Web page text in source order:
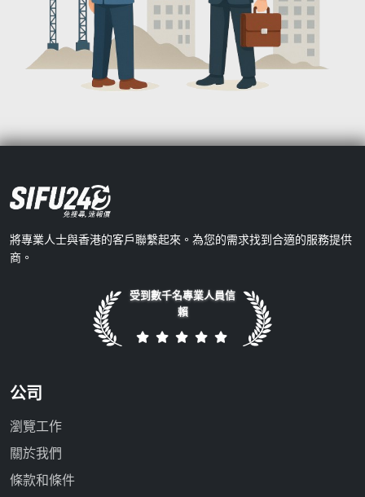
將專業人士與香港的客戶聯繫起來。為您的需求找到合適的服務提供
商。
受到數千名專業人員信
賴
公司
瀏覽工作
關於我們
條款和條件